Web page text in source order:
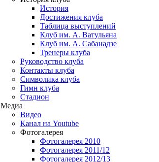
История
Достижения клуба
Таблица выступлений
Клуб им. А. Ватульяна
Клуб им. А. Сабанадзе
Тренеры клуба
Руководство клуба
Контакты клуба
Символика клуба
Гимн клуба
Стадион
Медиа
Видео
Канал на Youtube
Фотогалерея
Фотогалерея 2010
Фотогалерея 2011/12
Фотогалерея 2012/13